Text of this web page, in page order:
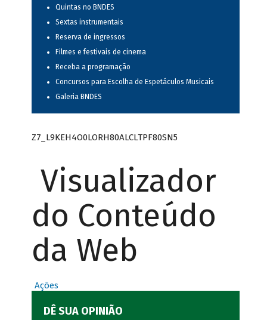
Quintas no BNDES
Sextas instrumentais
Reserva de ingressos
Filmes e festivais de cinema
Receba a programação
Concursos para Escolha de Espetáculos Musicais
Galeria BNDES
Z7_L9KEH4O0LORH80ALCLTPF80SN5
Visualizador
do Conteúdo
da Web
Ações
DÊ SUA OPINIÃO